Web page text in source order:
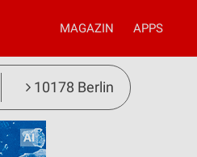
MAGAZIN APPS
10178 Berlin